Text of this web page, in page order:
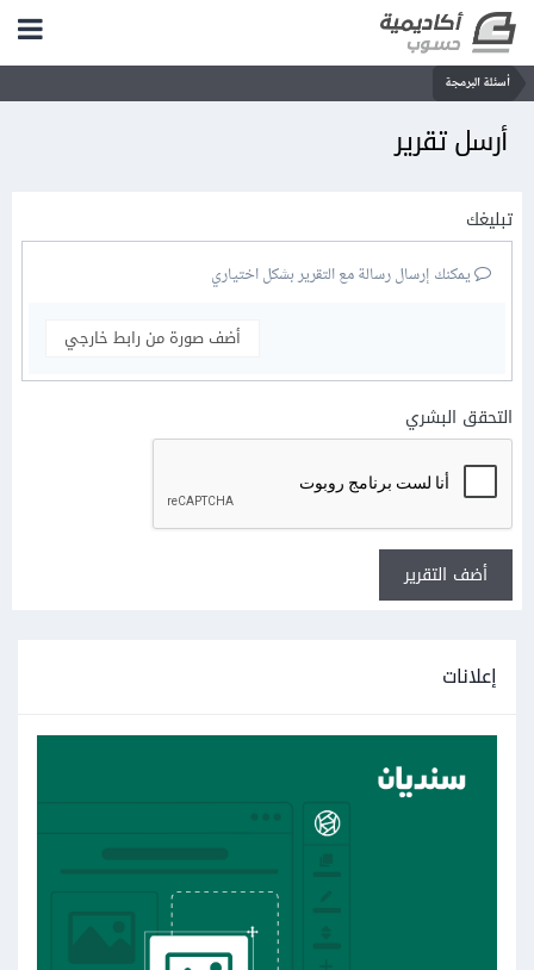
أسئلة البرمجة
أرسل تقرير
تبليغك
يمكنك إرسال رسالة مع التقرير بشكل اختياري
أضف صورة من رابط خارجي
التحقق البشري
أضف التقرير
إعلانات